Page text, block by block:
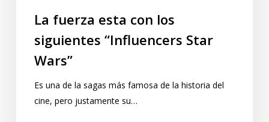
La fuerza esta con los
siguientes “Influencers Star
Wars”
Es una de la sagas más famosa de la historia del
cine, pero justamente su…